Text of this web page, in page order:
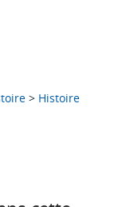
> Histoire